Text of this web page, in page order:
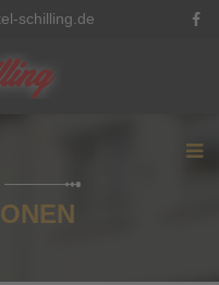
schilling.de